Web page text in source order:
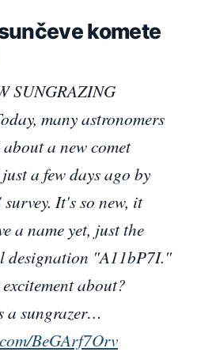
komete
SUNGRAZING
many astronomers
a new comet
a few days ago by
It's so new, it
a name yet, just the
designation "A11bP7I."
about?
a sungrazer…
BeGArf7Orv